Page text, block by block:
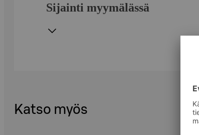
Sijainti myymälässä
Katso myös